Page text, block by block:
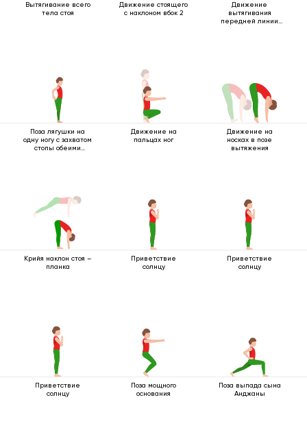
Вытягивание всего
тела стоя
Движение стоящего
с наклоном вбок 2
Движение
вытягивания
передней линии
Поза лягушки на
одну ногу с захватом
стопы обеими
Движение на
пальцах ног
Движение на
носках в позе
вытяжения
Крийя наклон стоя –
планка
Приветствие
солнцу
Приветствие
солнцу
Приветствие
солнцу
Поза мощного
основания
Поза выпада сына
Анджаны